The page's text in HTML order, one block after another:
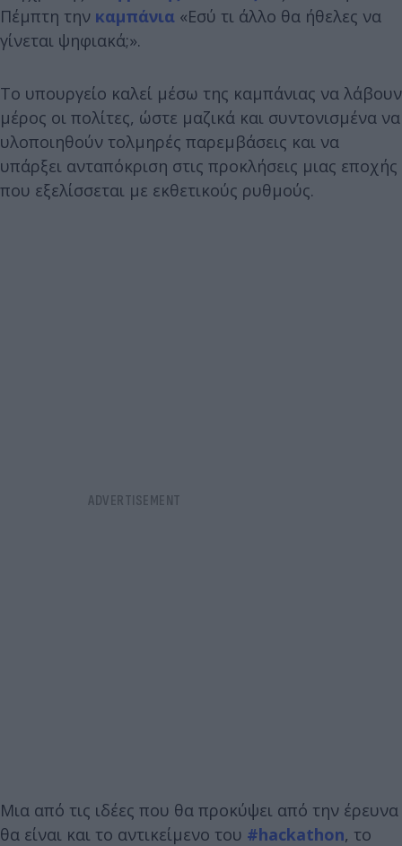
Πέμπτη την καμπάνια «Εσύ τι άλλο θα ήθελες να
γίνεται ψηφιακά;».
Το υπουργείο καλεί μέσω της καμπάνιας να λάβουν
μέρος οι πολίτες, ώστε μαζικά και συντονισμένα να
υλοποιηθούν τολμηρές παρεμβάσεις και να
υπάρξει ανταπόκριση στις προκλήσεις μιας εποχής
που εξελίσσεται με εκθετικούς ρυθμούς.
Μια από τις ιδέες που θα προκύψει από την έρευνα
θα είναι και το αντικείμενο του #hackathon, το